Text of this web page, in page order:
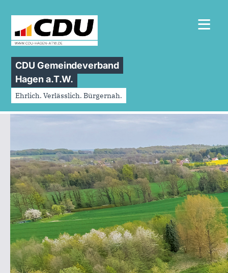
CDU Gemeindeverband
Hagen a.T.W.
Ehrlich. Verlässlich. Bürgernah.
≡